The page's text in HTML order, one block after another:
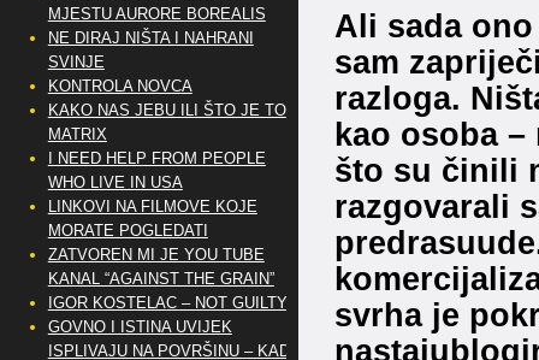
Ali sada
sam
razloga.
kao osoba
što su činili
razgovarali
svrha je
MJESTU AURORE BOREALIS
NE DIRAJ NIŠTA I NAHRANI
SVINJE
KONTROLA NOVCA
KAKO NAS JEBU ILI ŠTO JE TO
MATRIX
I NEED HELP FROM PEOPLE
WHO LIVE IN USA
LINKOVI NA FILMOVE KOJE
MORATE POGLEDATI
ZATVOREN MI JE YOU TUBE
KANAL “AGAINST THE GRAIN”
IGOR KOSTELAC – NOT GUILTY
GOVNO I ISTINA UVIJEK
ISPLIVAJU NA POVRŠINU – KAD